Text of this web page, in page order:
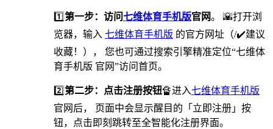
1️⃣第一步：访问七维体育手机版官网。 🌇打开浏
览器，输入 七维体育手机版 的官方网址（/✔️建议
收藏！）， 您也可通过搜索引擎精准定位“七维体
育手机版 官网”访问首页。
2️⃣第二步：点击注册按钮🔏进入七维体育手机版
官网后， 页面中会显示醒目的「立即注册」按
钮，点击即刻跳转至全智能化注册界面。